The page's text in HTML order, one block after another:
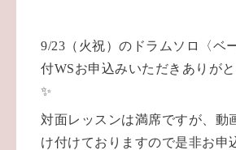
9/23（火祝）のドラムソロ〈ベ
付WSお申込みいただきありが
✨
対面レッスンは満席ですが、動
け付けておりますので是非お申